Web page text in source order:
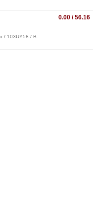
0.00 / 56.16
/ 103UY58 / B: